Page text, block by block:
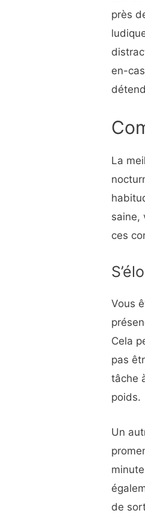
près
en-
La
saine,
ces
Vous
Cela
pas
tâche
poids.
Un
de